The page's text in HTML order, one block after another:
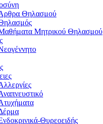
Θηλασμού
Μητρικού Θηλασμού
Θυρεοειδής